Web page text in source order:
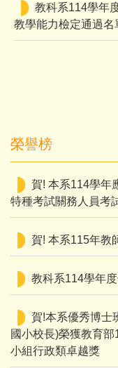
教科系114學年
教學能力檢定通過名
榮譽榜
賀! 本系114學年
特種考試關務人員考
賀! 本系115年教
教科系114學年
賀!本系優秀博士
國⼩校長)榮獲教育
小組行政類卓越獎
教科系研究生
出國發表論文獎學
轉台師大教育
【演講公告】
座 (講題: